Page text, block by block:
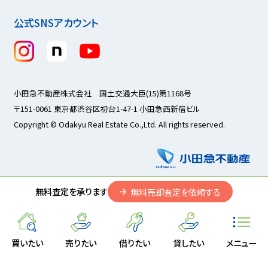
買いたい 売りたい 借りたい 貸したい メニュー
無料査定を承ります 無料売却査定を依頼する
公式SNSアカウント
小田急不動産株式会社 国土交通大臣(15)第1168号
〒151-0061 東京都渋谷区初台1-47-1 小田急西新宿ビル
Copyright © Odakyu Real Estate Co.,Ltd. All rights reserved.